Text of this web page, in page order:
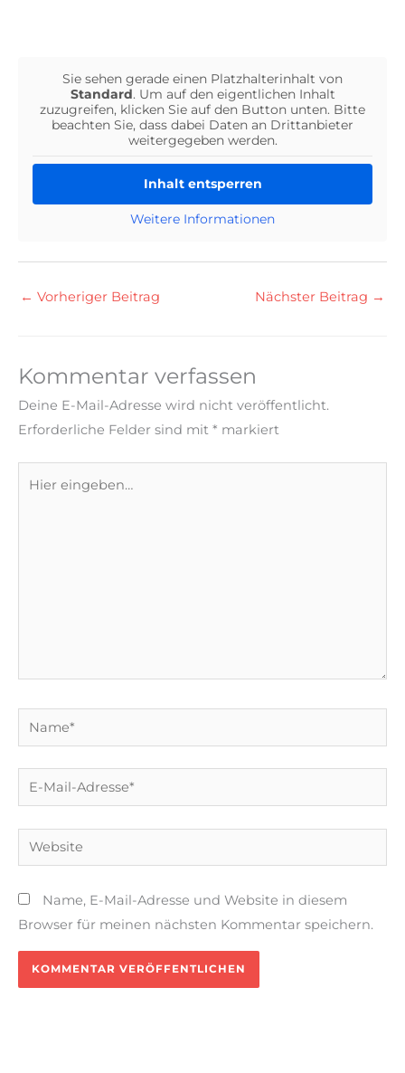
Sie sehen gerade einen Platzhalterinhalt von
Standard. Um auf den eigentlichen Inhalt
zuzugreifen, klicken Sie auf den Button unten. Bitte
beachten Sie, dass dabei Daten an Drittanbieter
weitergegeben werden.
Inhalt entsperren
Weitere Informationen
← Vorheriger Beitrag Nächster Beitrag →
Kommentar verfassen
Deine E-Mail-Adresse wird nicht veröffentlicht.
Erforderliche Felder sind mit * markiert
eingeben…
Name*
E-
Mail-
Adresse*
Website
Name, E-Mail-Adresse und Website in diesem
Browser für meinen nächsten Kommentar speichern.